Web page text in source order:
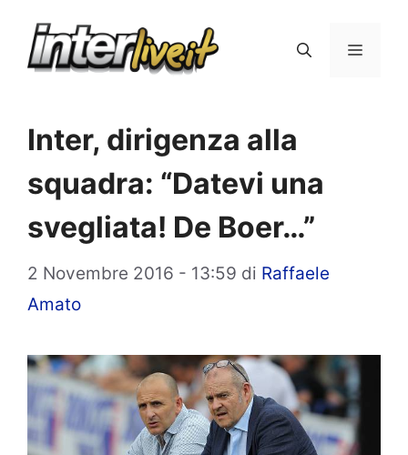
Menu
Inter, dirigenza alla
squadra: “Datevi una
svegliata! De Boer…”
2 Novembre 2016 - 13:59 di Raffaele
Amato